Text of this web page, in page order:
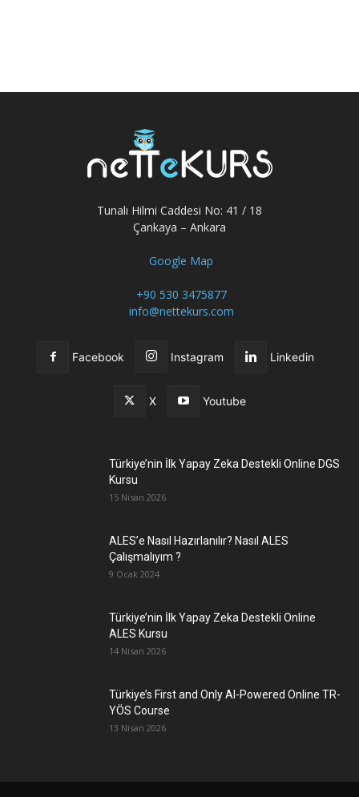
Tunalı Hilmi Caddesi No: 41 / 18
Çankaya – Ankara
Google Map
+90 530 3475877
info@nettekurs.com
Facebook Instagram Linkedin
X Youtube
Türkiye’nin İlk Yapay Zeka Destekli Online DGS
Kursu
15 Nisan 2026
ALES’e Nasıl Hazırlanılır? Nasıl ALES
Çalışmalıyım ?
9 Ocak 2024
Türkiye’nin İlk Yapay Zeka Destekli Online
ALES Kursu
14 Nisan 2026
Türkiye’s First and Only AI-Powered Online TR-
YÖS Course
13 Nisan 2026